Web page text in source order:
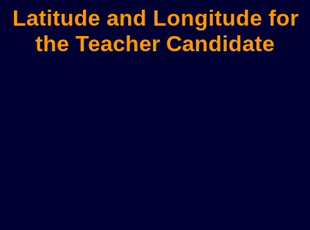
Latitude and Longitude for
the Teacher Candidate